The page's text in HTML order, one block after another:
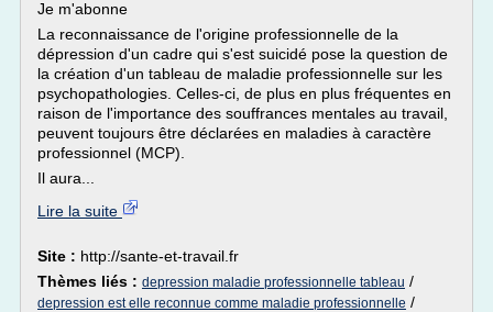
Je m'abonne
La reconnaissance de l'origine professionnelle de la
dépression d'un cadre qui s'est suicidé pose la question de
la création d'un tableau de maladie professionnelle sur les
psychopathologies. Celles-ci, de plus en plus fréquentes en
raison de l'importance des souffrances mentales au travail,
peuvent toujours être déclarées en maladies à caractère
professionnel (MCP).
Il aura...
Lire la suite
Site : http://sante-et-travail.fr
Thèmes liés : depression maladie professionnelle tableau /
depression est elle reconnue comme maladie professionnelle /